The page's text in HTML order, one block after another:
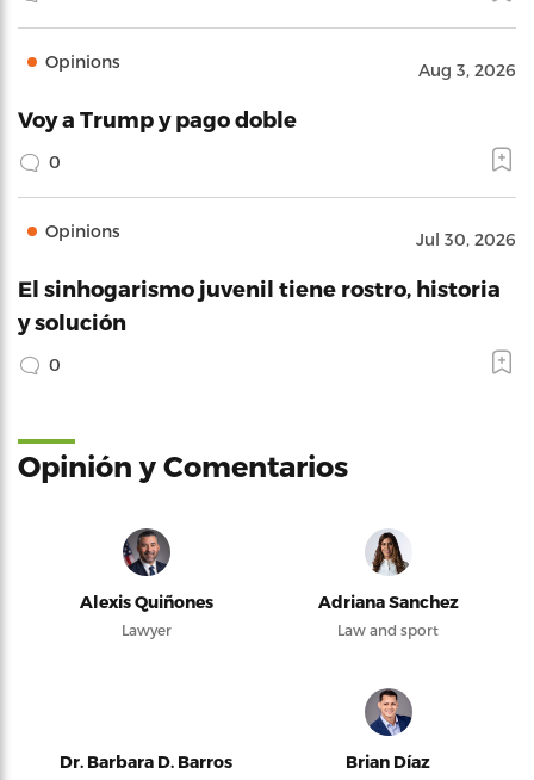
Opinions Aug 3, 2026
Voy a Trump y pago doble
0
Opinions Jul 30, 2026
El sinhogarismo juvenil tiene rostro, historia
y solución
0
Opinión y Comentarios
Alexis Quiñones
Lawyer
Adriana Sanchez
Law and sport
Dr. Barbara D. Barros Brian Díaz